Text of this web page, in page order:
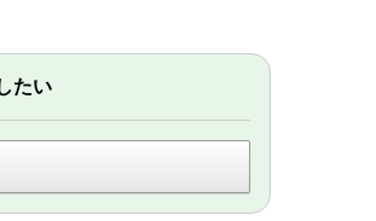
たい